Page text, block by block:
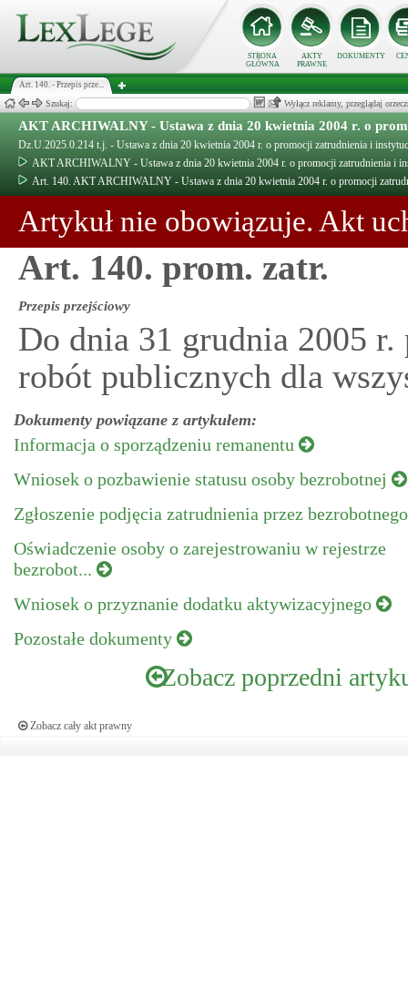
STRONA
GŁÓWNA
AKTY
PRAWNE
DOKUMENTY
Art. 140. - Przepis prze...
Szukaj: Wyłącz reklamy, przeglądaj
AKT ARCHIWALNY - Ustawa z dnia 20 kwietnia 2004 r. o
Dz.U.2025.0.214 t.j. - Ustawa z dnia 20 kwietnia 2004 r. o promocji zatrudnienia i
AKT ARCHIWALNY - Ustawa z dnia 20 kwietnia 2004 r. o promocji zatrudnienia i
Art. 140. AKT ARCHIWALNY - Ustawa z dnia 20 kwietnia 2004 r. o promocji
Artykuł nie obowiązuje. Akt
Art. 140. prom. zatr.
Przepis przejściowy
Do dnia 31 grudnia 2005
robót publicznych dla
Dokumenty powiązane z artykułem:
Informacja o sporządzeniu remanentu
Wniosek o pozbawienie statusu osoby bezrobotnej
Zgłoszenie podjęcia zatrudnienia przez
Oświadczenie osoby o zarejestrowaniu w rejestrze
bezrobot...
Wniosek o przyznanie dodatku aktywizacyjnego
Pozostałe dokumenty
Zobacz poprzedni
Zobacz cały akt prawny